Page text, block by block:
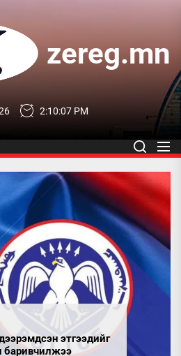
zereg.mn
2:10:08 PM
этгээдийг
баривчилжээ